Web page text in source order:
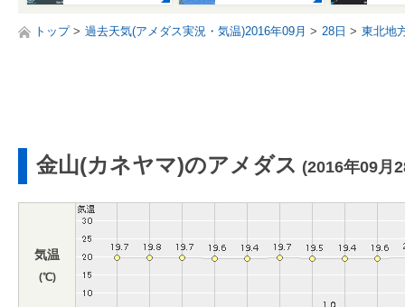
トップ 過去天気(アメダス実況・気温)2016年09月 28日 東北地
金山(カネヤマ)のアメダス (2016年09月
気温
(℃)